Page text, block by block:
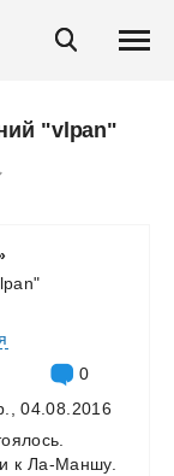
"vlpan"
0
04.08.2016
к Ла-Маншу.